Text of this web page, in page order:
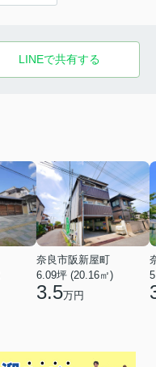
LINEで共有する
奈良市阪新屋町
6.09坪 (20.16㎡)
3.5万円